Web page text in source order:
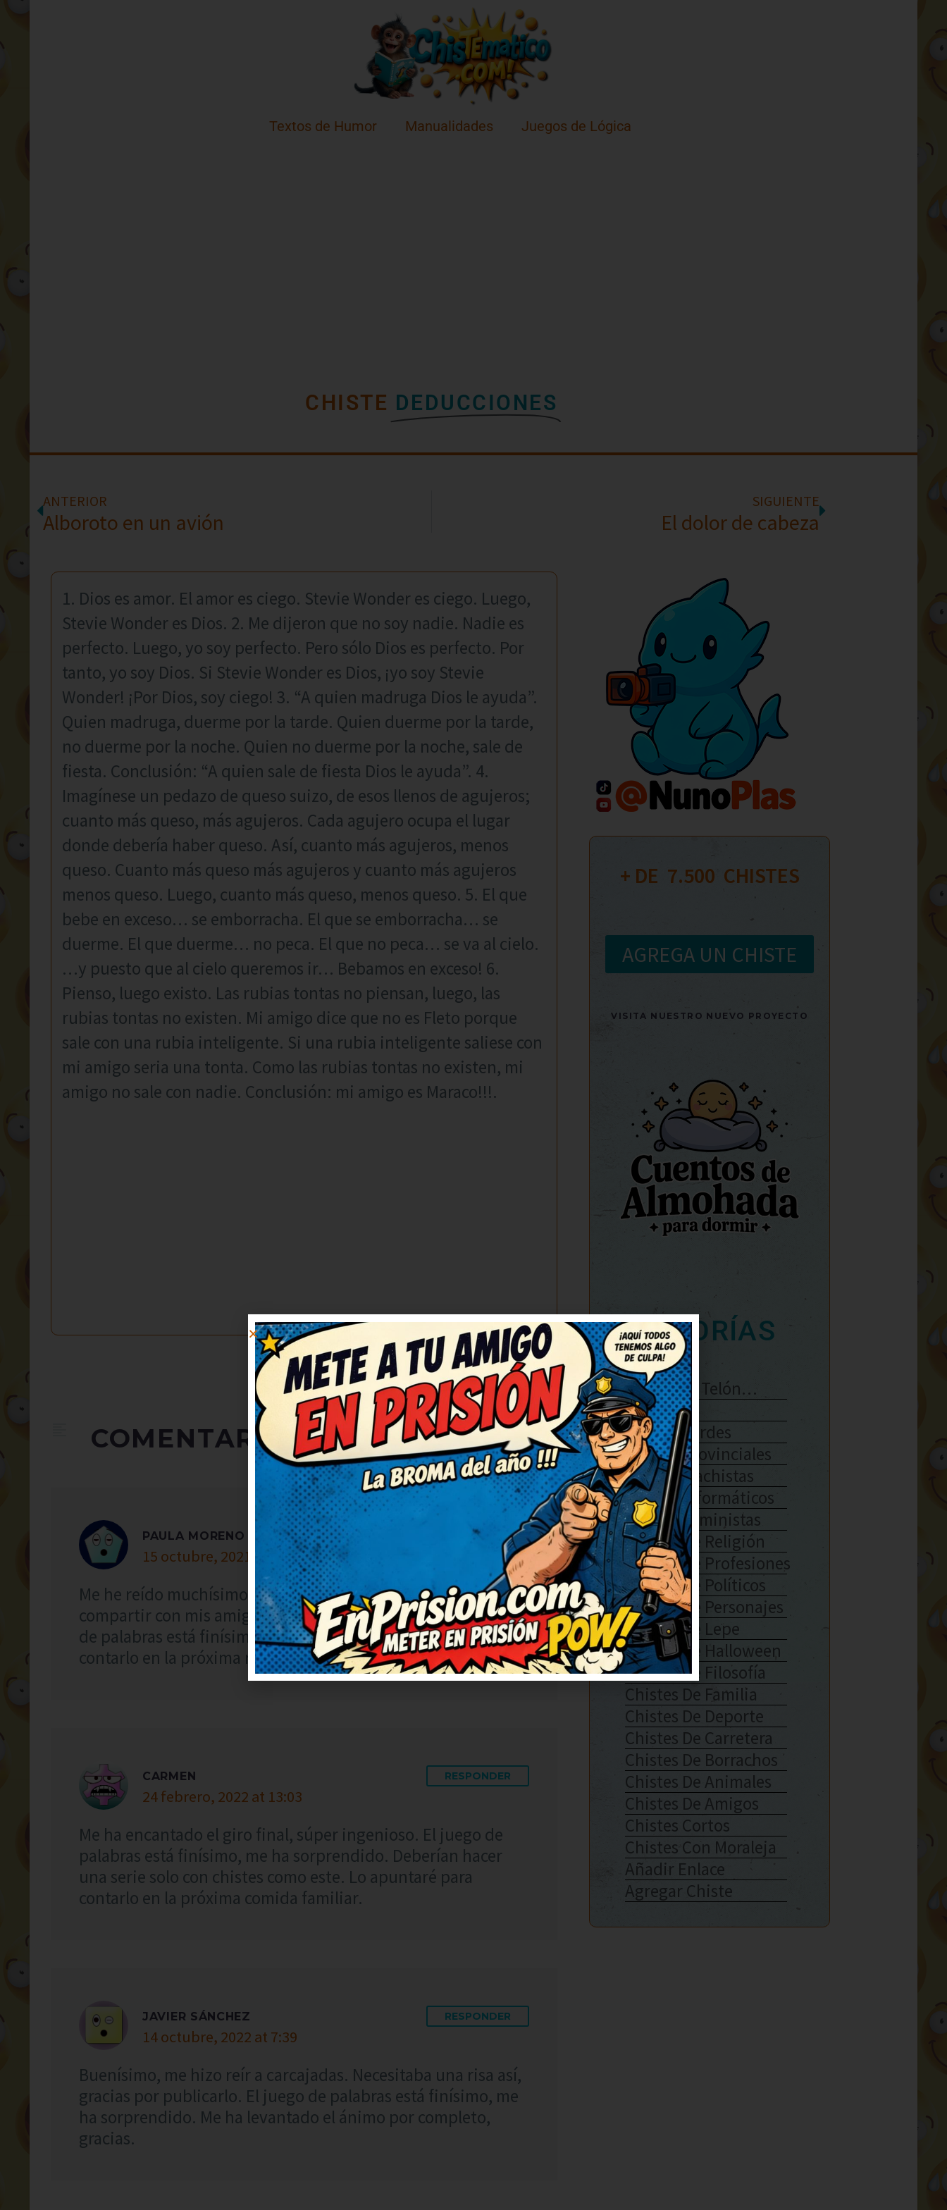
Textos de Humor Manualidades Juegos de Lógica
CHISTE DEDUCCIONES
ANTERIOR
Alboroto en un avión
SIGUIENTE
El dolor de cabeza
1. Dios es amor. El amor es ciego. Stevie Wonder es ciego. Luego,
Stevie Wonder es Dios. 2. Me dijeron que no soy nadie. Nadie es
perfecto. Luego, yo soy perfecto. Pero sólo Dios es perfecto. Por
tanto, yo soy Dios. Si Stevie Wonder es Dios, ¡yo soy Stevie
Wonder! ¡Por Dios, soy ciego! 3. “A quien madruga Dios le ayuda”.
Quien madruga, duerme por la tarde. Quien duerme por la tarde,
no duerme por la noche. Quien no duerme por la noche, sale de
fiesta. Conclusión: “A quien sale de fiesta Dios le ayuda”. 4.
Imagínese un pedazo de queso suizo, de esos llenos de agujeros;
cuanto más queso, más agujeros. Cada agujero ocupa el lugar
donde debería haber queso. Así, cuanto más agujeros, menos
queso. Cuanto más queso más agujeros y cuanto más agujeros
menos queso. Luego, cuanto más queso, menos queso. 5. El que
bebe en exceso… se emborracha. El que se emborracha… se
duerme. El que duerme… no peca. El que no peca… se va al cielo.
…y puesto que al cielo queremos ir… Bebamos en exceso! 6.
Pienso, luego existo. Las rubias tontas no piensan, luego, las
rubias tontas no existen. Mi amigo dice que no es Fleto porque
sale con una rubia inteligente. Si una rubia inteligente saliese con
mi amigo seria una tonta. Como las rubias tontas no existen, mi
amigo no sale con nadie. Conclusión: mi amigo es Maraco!!!.
COMENTARIOS(3)
PAULA MORENO
15 octubre, 2021 at 20:41
RESPONDER
Me he reído muchísimo con este chiste, de verdad. Lo voy a
compartir con mis amigos para que se rían también. El juego
de palabras está finísimo, me ha sorprendido. Lo guardo para
contarlo en la próxima reunión, verás qué risas.
CARMEN
24 febrero, 2022 at 13:03
RESPONDER
Me ha encantado el giro final, súper ingenioso. El juego de
palabras está finísimo, me ha sorprendido. Deberían hacer
una serie solo con chistes como este. Lo apuntaré para
contarlo en la próxima comida familiar.
JAVIER SÁNCHEZ
14 octubre, 2022 at 7:39
RESPONDER
Buenísimo, me hizo reír a carcajadas. Necesitaba una risa así,
gracias por publicarlo. El juego de palabras está finísimo, me
ha sorprendido. Me ha levantado el ánimo por completo,
gracias.
+ DE 7.500
  CHISTES
AGREGA UN CHISTE
VISITA NUESTRO NUEVO PROYECTO
CATEGORÍAS
Se Abre El Telón…
Enlaces
Chistes Verdes
Chistes Provinciales
Chistes Machistas
Chistes Informáticos
Chistes Feministas
Chistes De Religión
Chistes De Profesiones
Chistes De Políticos
Chistes De Personajes
Chistes De Lepe
Chistes De Halloween
Chistes De Filosofía
Chistes De Familia
Chistes De Deporte
Chistes De Carretera
Chistes De Borrachos
Chistes De Animales
Chistes De Amigos
Chistes Cortos
Chistes Con Moraleja
Añadir Enlace
Agregar Chiste